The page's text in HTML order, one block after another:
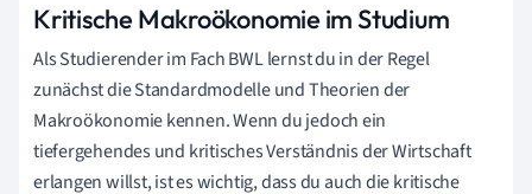
Kritische Makroökonomie im Studium
Als Studierender im Fach BWL lernst du in der Regel
zunächst die Standardmodelle und Theorien der
Makroökonomie kennen. Wenn du jedoch ein
tiefergehendes und kritisches Verständnis der Wirtschaft
erlangen willst, ist es wichtig, dass du auch die kritische